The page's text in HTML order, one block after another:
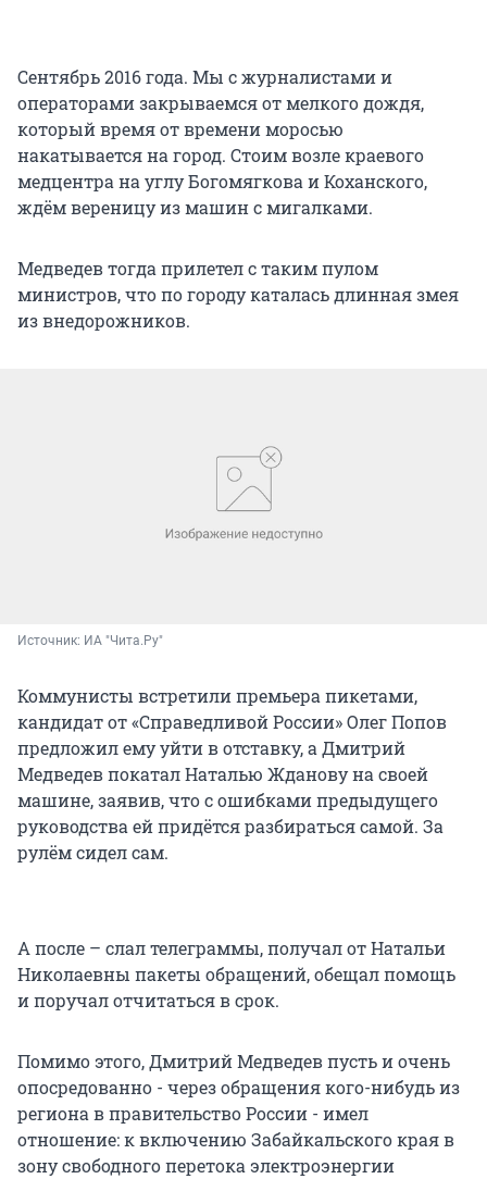
Сентябрь 2016 года. Мы с журналистами и
операторами закрываемся от мелкого дождя,
который время от времени моросью
накатывается на город. Стоим возле краевого
медцентра на углу Богомягкова и Коханского,
ждём вереницу из машин с мигалками.
Медведев тогда прилетел с таким пулом
министров, что по городу каталась длинная змея
из внедорожников.
Источник: ИА "Чита.Ру"
Коммунисты встретили премьера пикетами,
кандидат от «Справедливой России» Олег Попов
предложил ему уйти в отставку, а Дмитрий
Медведев покатал Наталью Жданову на своей
машине, заявив, что с ошибками предыдущего
руководства ей придётся разбираться самой. За
рулём сидел сам.
А после – слал телеграммы, получал от Натальи
Николаевны пакеты обращений, обещал помощь
и поручал отчитаться в срок.
Помимо этого, Дмитрий Медведев пусть и очень
опосредованно - через обращения кого-нибудь из
региона в правительство России - имел
отношение: к включению Забайкальского края в
зону свободного перетока электроэнергии